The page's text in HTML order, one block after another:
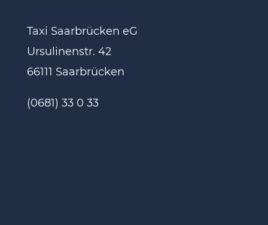
Taxi Saarbrücken eG
Ursulinenstr. 42
66111 Saarbrücken
(0681) 33 0 33